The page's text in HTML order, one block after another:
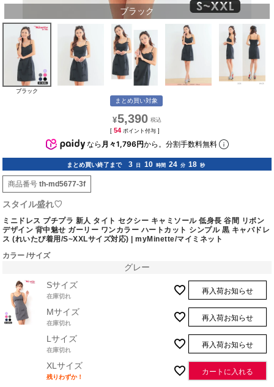
ブラック
ブラック
まとめ買い対象
¥5,390
[ 54 ポイント付与 ]
なら 月々1,796円から。分割手数料無料
まとめ買い終了まで 3 日 10 時間 24 分 17 秒
商品番号 th-md5677-3f
スタイル盛れ♡
ミニドレス プチプラ 新人 タイト セクシー キャミソール 低身長 谷間 リボン
デザイン 背中魅せ ガーリー ワンカラー ハートカット シンプル 黒 キャバドレ
ス (れいたぴ着用/S~XXLサイズ対応) | myMinette/マイミネット
カラー サイズ
グレー
Sサイズ
在庫切れ
再入荷お知らせ
Mサイズ
在庫切れ
再入荷お知らせ
Lサイズ
在庫切れ
再入荷お知らせ
XLサイズ
残りわずか！
カートに入れる